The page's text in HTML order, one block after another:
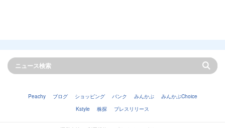
Peachy ブログ ショッピング バンク みんかぶ
みんかぶChoice
Kstyle
株探 プレスリリース